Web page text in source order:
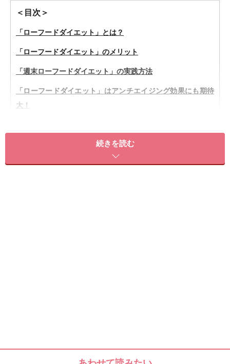
＜目次＞
「ローフードダイエット」とは？
「ローフードダイエット」のメリット
「週末ローフードダイエット」の実践方法
「ローフードダイエット」はアンチエイジング効果にも期待
大！
「ローフードダイエット」とは？
続きを読む